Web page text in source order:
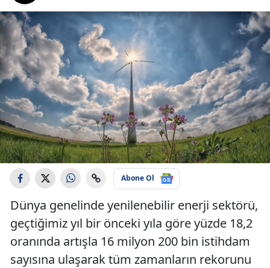
Abone Ol
Dünya genelinde yenilenebilir enerji sektörü,
geçtiğimiz yıl bir önceki yıla göre yüzde 18,2
oranında artışla 16 milyon 200 bin istihdam
sayısına ulaşarak tüm zamanların rekorunu